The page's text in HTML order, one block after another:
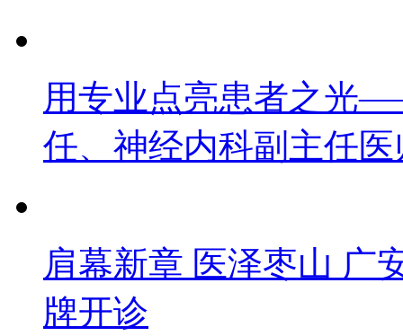
用专业点亮患者之光
任、神经内科副主任
肩幕新章 医泽枣山 广
牌开诊